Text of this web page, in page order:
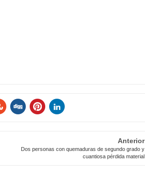
Anterior
Dos personas con quemaduras de segundo grado y
cuantiosa pérdida material